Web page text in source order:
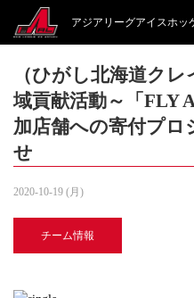
アジアリーグアイスホッ
（ひがし北海道ク
域貢献活動～「FLY
加店舗への寄付プロ
せ
2020-10-19 (月)
チーム情報